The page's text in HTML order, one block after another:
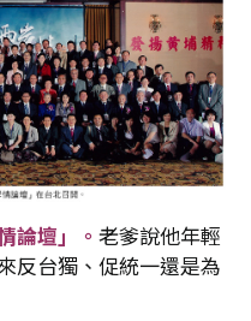
論壇」。 老爹說他年輕
反台獨、促統一還是為